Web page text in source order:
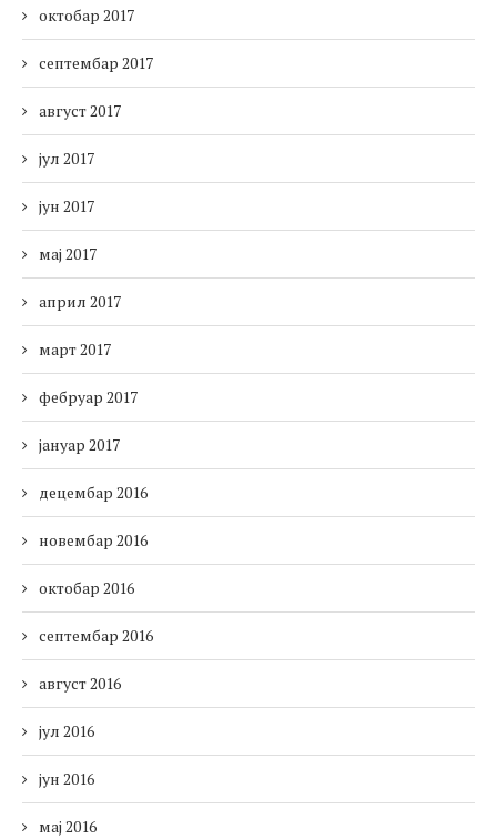
октобар 2017
септембар 2017
август 2017
јул 2017
јун 2017
мај 2017
април 2017
март 2017
фебруар 2017
јануар 2017
децембар 2016
новембар 2016
октобар 2016
септембар 2016
август 2016
јул 2016
јун 2016
мај 2016